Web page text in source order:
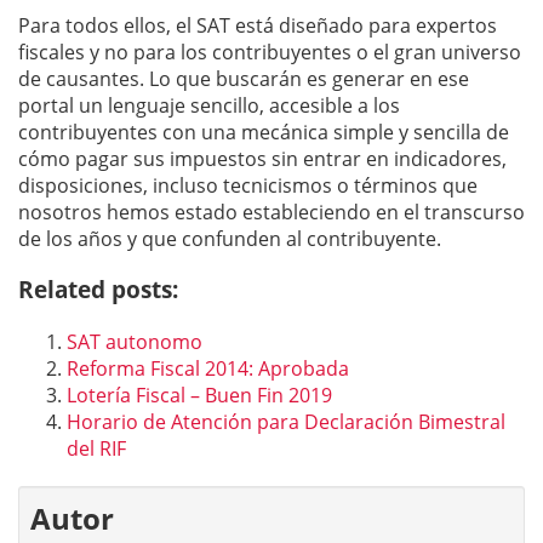
Para todos ellos, el SAT está diseñado para expertos
fiscales y no para los contribuyentes o el gran universo
de causantes. Lo que buscarán es generar en ese
portal un lenguaje sencillo, accesible a los
contribuyentes con una mecánica simple y sencilla de
cómo pagar sus impuestos sin entrar en indicadores,
disposiciones, incluso tecnicismos o términos que
nosotros hemos estado estableciendo en el transcurso
de los años y que confunden al contribuyente.
Related posts:
SAT autonomo
Reforma Fiscal 2014: Aprobada
Lotería Fiscal – Buen Fin 2019
Horario de Atención para Declaración Bimestral
del RIF
Autor